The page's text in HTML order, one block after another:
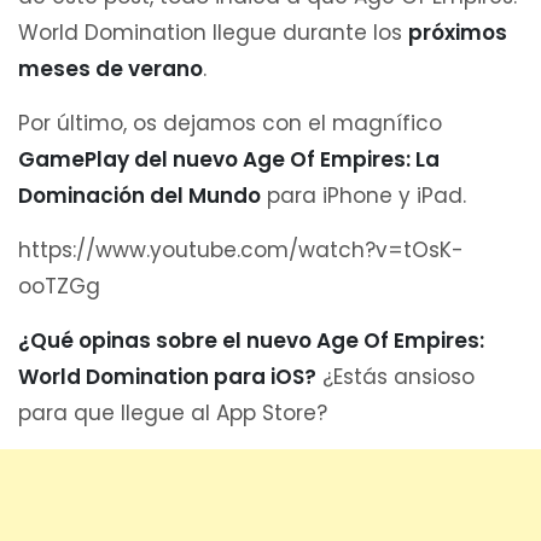
World Domination llegue durante los próximos
meses de verano.
Por último, os dejamos con el magnífico
GamePlay del nuevo Age Of Empires: La
Dominación del Mundo para iPhone y iPad.
https://www.youtube.com/watch?v=tOsK-
ooTZGg
¿Qué opinas sobre el nuevo Age Of Empires:
World Domination para iOS? ¿Estás ansioso
para que llegue al App Store?